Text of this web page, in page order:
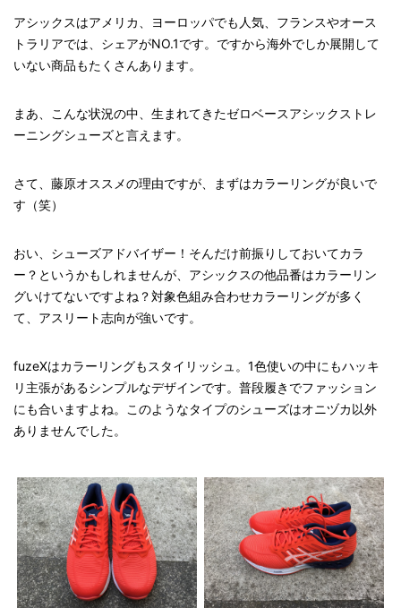
アシックスはアメリカ、ヨーロッパでも人気、フランスやオース
トラリアでは、シェアがNO.1です。ですから海外でしか展開して
いない商品もたくさんあります。
まあ、こんな状況の中、生まれてきたゼロベースアシックストレ
ーニングシューズと言えます。
さて、藤原オススメの理由ですが、まずはカラーリングが良いで
す（笑）
おい、シューズアドバイザー！そんだけ前振りしておいてカラ
ー？というかもしれませんが、アシックスの他品番はカラーリン
グいけてないですよね？対象色組み合わせカラーリングが多く
て、アスリート志向が強いです。
fuzeXはカラーリングもスタイリッシュ。1色使いの中にもハッキ
リ主張があるシンプルなデザインです。普段履きでファッション
にも合いますよね。このようなタイプのシューズはオニヅカ以外
ありませんでした。